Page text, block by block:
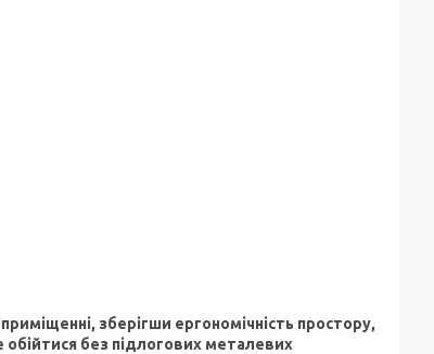
зберігши ергономічність простору,
без підлогових металевих